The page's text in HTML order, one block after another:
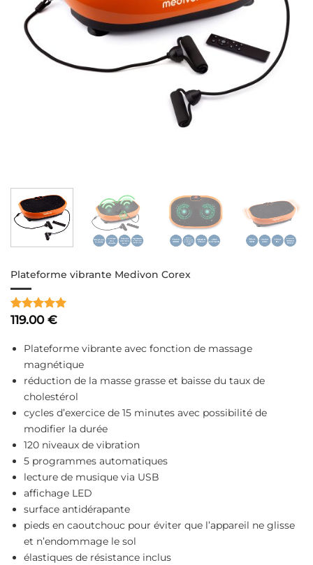
Plateforme vibrante Medivon Corex
Noté5sur
1
client
119.00€
Plateforme vibrante avec fonction de massage
magnétique
réduction de la masse grasse et baisse du taux de
cholestérol
cycles d’exercice de 15 minutes avec possibilité de
modifier la durée
120 niveaux de vibration
5 programmes automatiques
lecture de musique via USB
affichage LED
surface antidérapante
pieds en caoutchouc pour éviter que l’appareil ne glisse
et n’endommage le sol
élastiques de résistance inclus